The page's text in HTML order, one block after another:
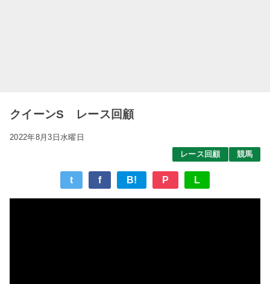
クイーンS レース回顧
2022年8月3日水曜日
レース回顧
競馬
t f B! P L